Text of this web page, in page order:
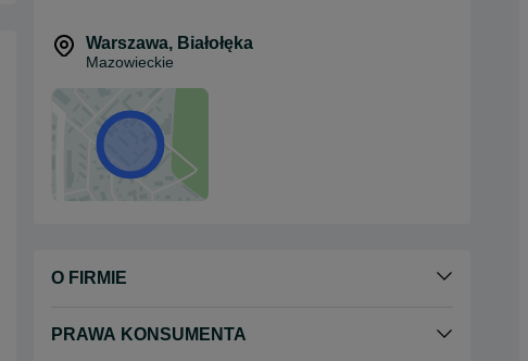
Warszawa, Białołęka
Mazowieckie
O FIRMIE
PRAWA KONSUMENTA